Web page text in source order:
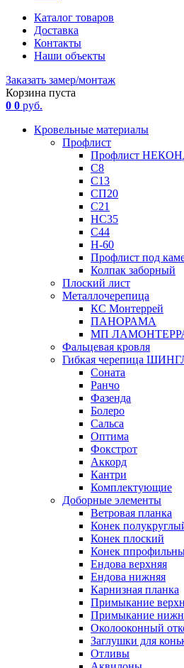
Каталог товаров
Доставка
Контакты
Наши объекты
Заказать замер/монтаж
Корзина пуста
0 0 руб.
Кровельные материалы
Профлист
Профлист
С8
С13
СП20
С21
НС35
С44
Н-60
Профлист под
Колпак заборный
Плоский лист
Металлочерепица
КС Монтеррей
ПАНОРАМА
МП
Фальцевая кровля
Гибкая черепица
Соната
Ранчо
Фазенда
Болеро
Сальса
Оптима
Фокстрот
Аккорд
Кантри
Комплектующие
Доборные элементы
Ветровая планка
Конек
Конек плоский
Конек
Ендова верхняя
Ендова нижняя
Карнизная планка
Примыкание
Примыкание
Околооконный
Заглушки для
Отливы